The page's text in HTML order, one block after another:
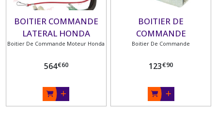
BOITIER COMMANDE
LATERAL HONDA
24800-ZZ5-A02
Boitier De Commande Moteur Honda
564€60
BOITIER DE
COMMANDE
ULTRAFLEX B47
Boitier De Commande
123€90